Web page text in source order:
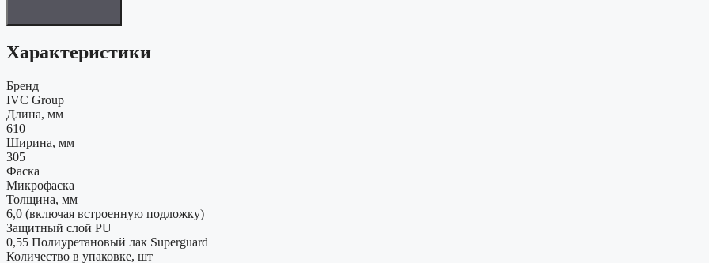
Характеристики
Бренд
IVC Group
Длина, мм
610
Ширина, мм
305
Фаска
Микрофаска
Толщина, мм
6,0 (включая встроенную подложку)
Защитный слой PU
0,55 Полиуретановый лак Superguard
Количество в упаковке, шт